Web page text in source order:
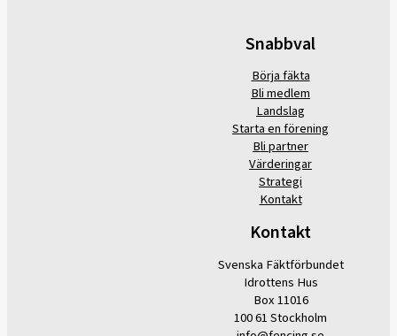
Snabbval
Börja fäkta
Bli medlem
Landslag
Starta en förening
Bli partner
Värderingar
Strategi
Kontakt
Kontakt
Svenska Fäktförbundet
Idrottens Hus
Box 11016
100 61 Stockholm